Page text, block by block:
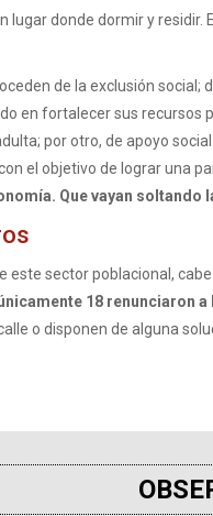
lugar donde dormir y
de la exclusión
en fortalecer sus recursos
por otro, de apoyo
el objetivo de lograr una
Que vayan soltando
este sector poblacional,
18 renunciaron
o disponen de alguna